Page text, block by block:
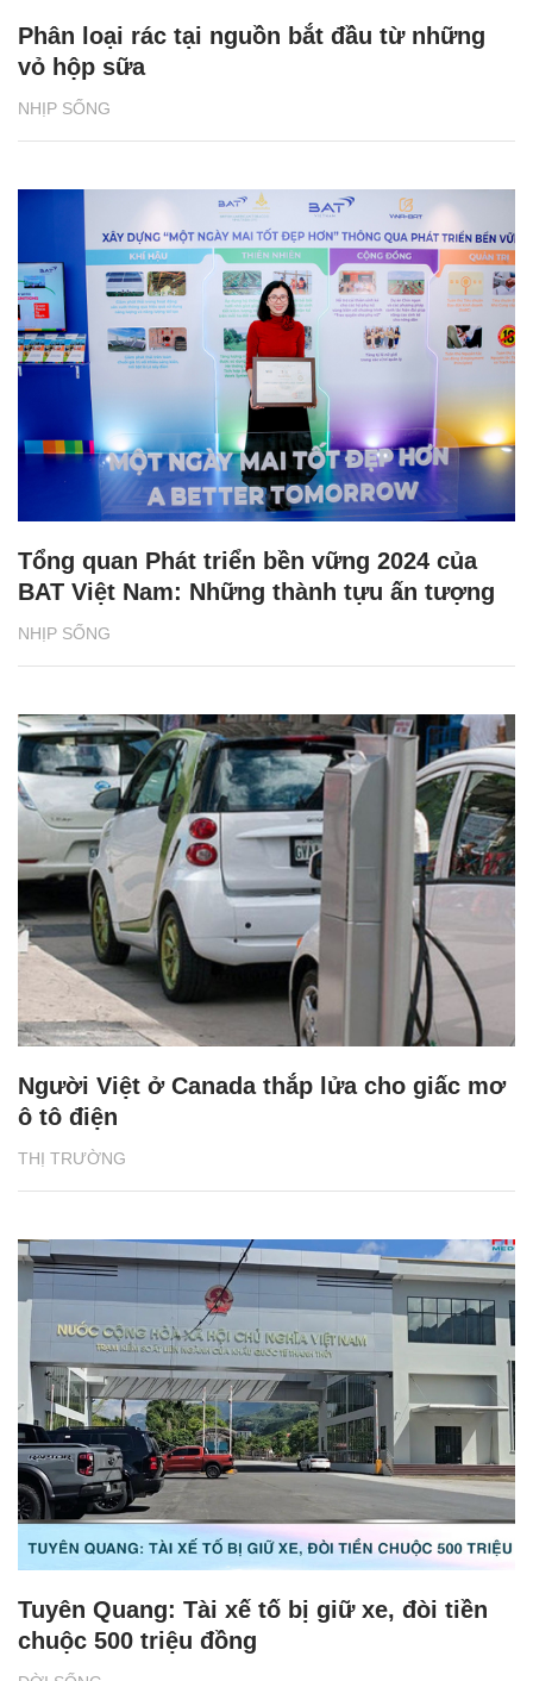
NHỊP SỐNG
Phân loại rác tại nguồn bắt đầu từ những
vỏ hộp sữa
NHỊP SỐNG
Tổng quan Phát triển bền vững 2024 của
BAT Việt Nam: Những thành tựu ấn tượng
THỊ TRƯỜNG
Người Việt ở Canada thắp lửa cho giấc mơ
ô tô điện
Tuyên Quang: Tài xế tố bị giữ xe, đòi tiền
chuộc 500 triệu đồng